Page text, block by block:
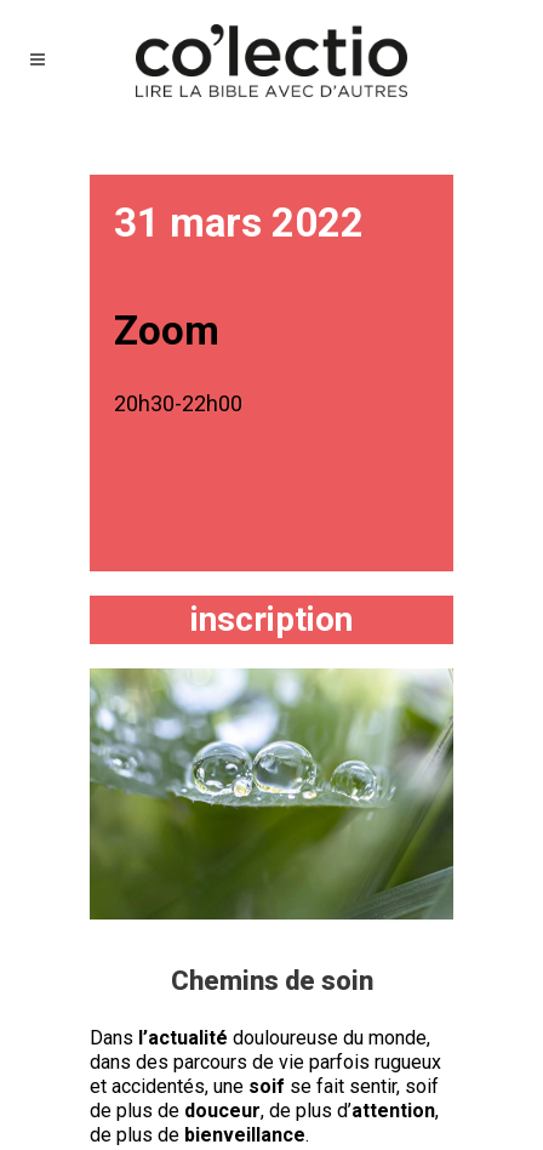
31 mars 2022
Zoom
20h30-22h00
inscription
Chemins de soin
Dans l’actualité douloureuse du monde,
dans des parcours de vie parfois rugueux
et accidentés, une soif se fait sentir, soif
de plus de douceur, de plus d’attention,
de plus de bienveillance.